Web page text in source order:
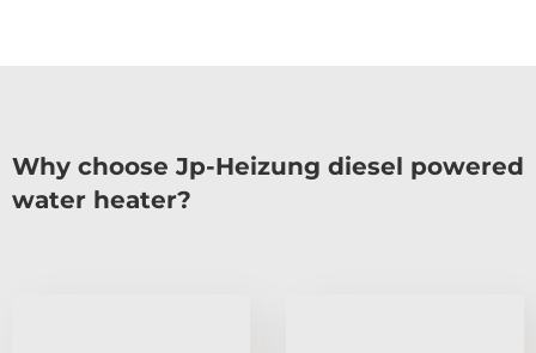
Why choose Jp-Heizung diesel powered
water heater?